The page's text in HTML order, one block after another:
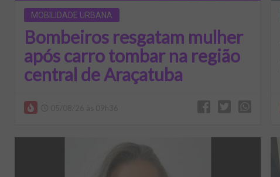
MOBILIDADE URBANA
Bombeiros resgatam mulher
após carro tombar na região
central de Araçatuba